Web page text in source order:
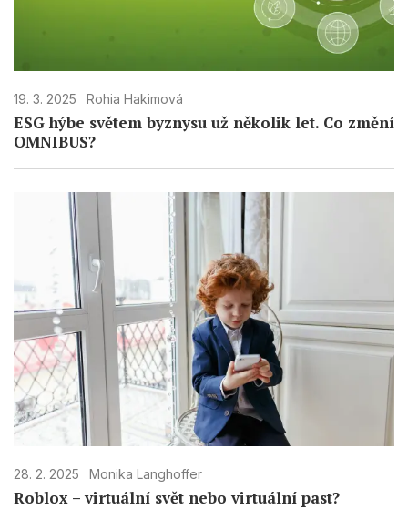
19. 3. 2025 Rohia Hakimová
ESG hýbe světem byznysu už několik let. Co změní
OMNIBUS?
28. 2. 2025 Monika Langhoffer
Roblox – virtuální svět nebo virtuální past?